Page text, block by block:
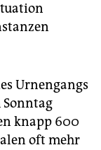
Urnengangs
knapp 600
oft mehr